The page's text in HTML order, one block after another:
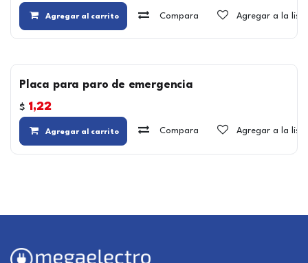
Agregar al carrito Compara Agregar a la
Placa para paro de emergencia
$ 1,22
Agregar al carrito Compara Agregar a la